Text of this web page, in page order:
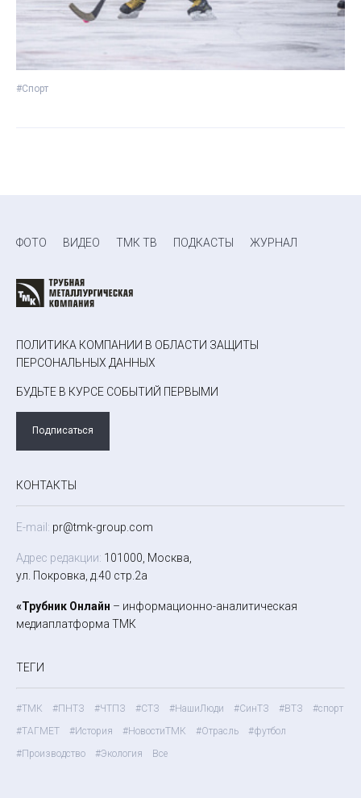
#Спорт
ФОТО ВИДЕО ТМК ТВ ПОДКАСТЫ ЖУРНАЛ
ПОЛИТИКА КОМПАНИИ В ОБЛАСТИ ЗАЩИТЫ
ПЕРСОНАЛЬНЫХ ДАННЫХ
БУДЬТЕ В КУРСЕ СОБЫТИЙ ПЕРВЫМИ
Подписаться
КОНТАКТЫ
E-mail: pr@tmk-group.com
Адрес редакции: 101000, Москва,
ул. Покровка, д.40 стр.2а
«Трубник Онлайн – информационно-аналитическая
медиаплатформа ТМК
ТЕГИ
#ТМК #ПНТЗ #ЧТПЗ #СТЗ #НашиЛюди #СинТЗ #ВТЗ
#спорт
#ТАГМЕТ
#История #НовостиТМК #Отрасль
#футбол
#Производство
#Экология Все